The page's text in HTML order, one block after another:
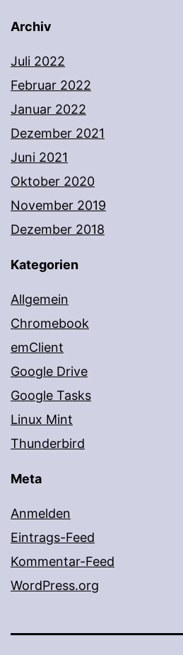
Archiv
Juli 2022
Februar 2022
Januar 2022
Dezember 2021
Juni 2021
Oktober 2020
November 2019
Dezember 2018
Kategorien
Allgemein
Chromebook
emClient
Google Drive
Google Tasks
Linux Mint
Thunderbird
Meta
Anmelden
Eintrags-Feed
Kommentar-Feed
WordPress.org